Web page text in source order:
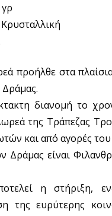
προήλθε στα πλαίσια
διανομή το
της Τράπεζας
και από αγορές
είναι
η στήριξη,
της ευρύτερης